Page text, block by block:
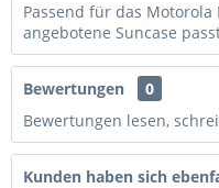
Passend für das Motorola
angebotene Suncase
Bewertungen
0
Bewertungen lesen,
Kunden haben sich